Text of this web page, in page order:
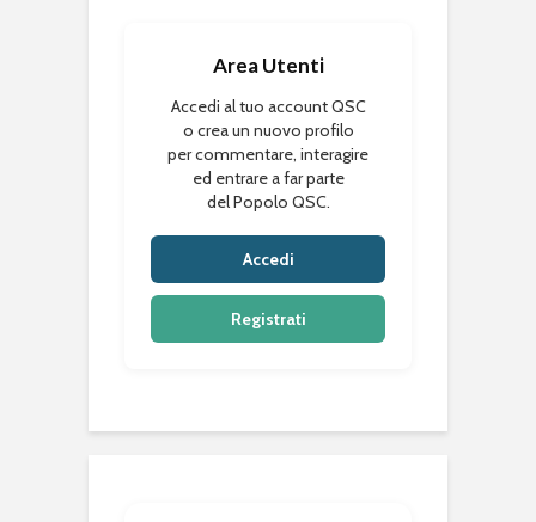
Area Utenti
Accedi al tuo account QSC
o crea un nuovo profilo
per commentare, interagire
ed entrare a far parte
del Popolo QSC.
Accedi
Registrati